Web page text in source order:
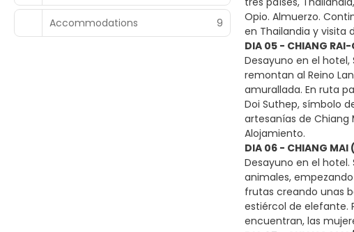
Accommodations 9
Opio. Almuerzo.
en Thailandia y visita
DIA 05 - CHIANG
Desayuno en el
remontan al Reino
amurallada. En ruta
Doi Suthep, símbolo
artesanías de Chiang
Alojamiento.
DIA 06 - CHIANG MAI
Desayuno en el hotel.
animales,
frutas creando unas
estiércol de elefante.
encuentran, las